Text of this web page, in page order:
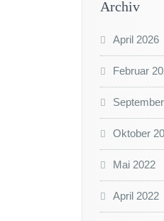
Archiv
April 2026
Februar
Oktober
Mai 2022
April 2022